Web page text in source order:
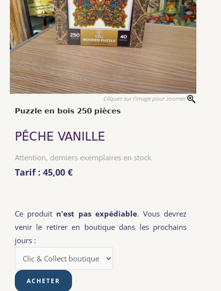
Cliquez sur l'image pour zoomer
Puzzle en bois 250 pièces
PÊCHE VANILLE
Attention, derniers exemplaires en stock
Tarif : 45,00 €
Ce produit n'est pas expédiable. Vous devrez
venir le retirer en boutique dans les prochains
jours :